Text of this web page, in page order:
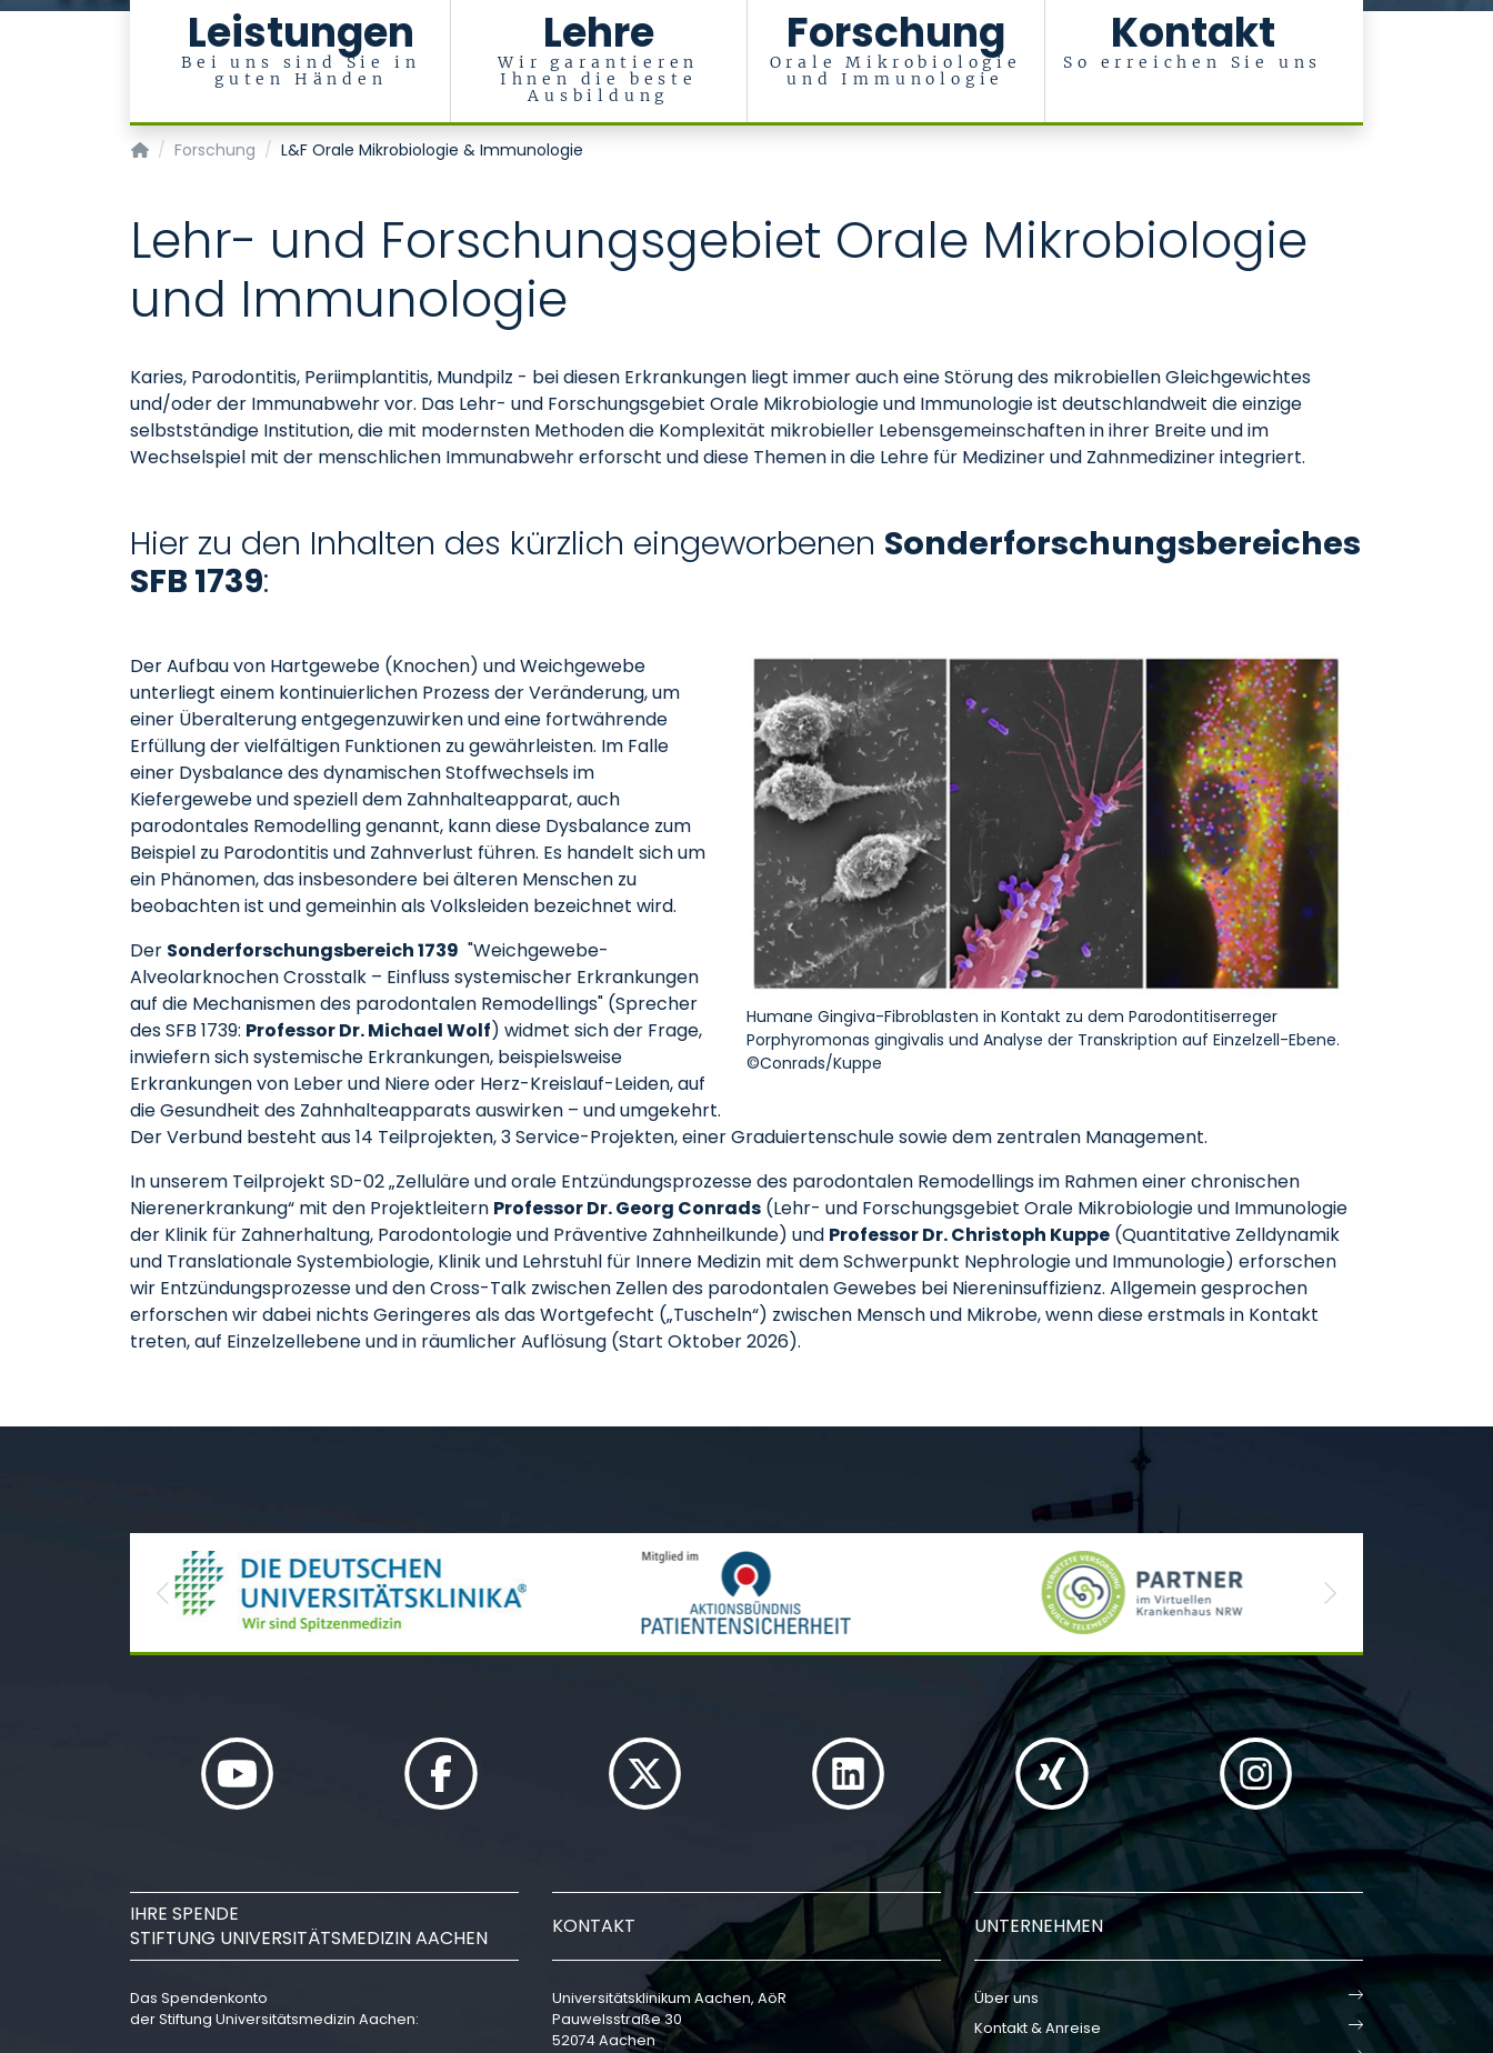
Leistungen
Bei uns sind Sie in
guten Händen
Lehre
Wir garantieren
Ihnen die beste
Ausbildung
Forschung
Orale Mikrobiologie
und Immunologie
Kontakt
So erreichen Sie uns
Klinik für Zahnerhaltung, Parodontologie und Präventive Zahnheilkunde
Forschung L&F Orale Mikrobiologie & Immunologie
Lehr- und Forschungsgebiet Orale Mikrobiologie
und Immunologie
Karies, Parodontitis, Periimplantitis, Mundpilz - bei diesen Erkrankungen liegt immer auch eine Störung des mikrobiellen Gleichgewichtes
und/oder der Immunabwehr vor. Das Lehr- und Forschungsgebiet Orale Mikrobiologie und Immunologie ist deutschlandweit die einzige
selbstständige Institution, die mit modernsten Methoden die Komplexität mikrobieller Lebensgemeinschaften in ihrer Breite und im
Wechselspiel mit der menschlichen Immunabwehr erforscht und diese Themen in die Lehre für Mediziner und Zahnmediziner integriert.
Hier zu den Inhalten des kürzlich eingeworbenen Sonderforschungsbereiches
SFB 1739:
Humane Gingiva-Fibroblasten in Kontakt zu dem Parodontitiserreger
Porphyromonas gingivalis und Analyse der Transkription auf Einzelzell-Ebene.
©Conrads/Kuppe
Der Aufbau von Hartgewebe (Knochen) und Weichgewebe
unterliegt einem kontinuierlichen Prozess der Veränderung, um
einer Überalterung entgegenzuwirken und eine fortwährende
Erfüllung der vielfältigen Funktionen zu gewährleisten. Im Falle
einer Dysbalance des dynamischen Stoffwechsels im
Kiefergewebe und speziell dem Zahnhalteapparat, auch
parodontales Remodelling genannt, kann diese Dysbalance zum
Beispiel zu Parodontitis und Zahnverlust führen. Es handelt sich um
ein Phänomen, das insbesondere bei älteren Menschen zu
beobachten ist und gemeinhin als Volksleiden bezeichnet wird.
Der Sonderforschungsbereich 1739 "Weichgewebe-
Alveolarknochen Crosstalk – Einfluss systemischer Erkrankungen
auf die Mechanismen des parodontalen Remodellings" (Sprecher
des SFB 1739: Professor Dr. Michael Wolf) widmet sich der Frage,
inwiefern sich systemische Erkrankungen, beispielsweise
Erkrankungen von Leber und Niere oder Herz-Kreislauf-Leiden, auf
die Gesundheit des Zahnhalteapparats auswirken – und umgekehrt.
Der Verbund besteht aus 14 Teilprojekten, 3 Service-Projekten, einer Graduiertenschule sowie dem zentralen Management.
In unserem Teilprojekt SD-02 „Zelluläre und orale Entzündungsprozesse des parodontalen Remodellings im Rahmen einer chronischen
Nierenerkrankung“ mit den Projektleitern Professor Dr. Georg Conrads (Lehr- und Forschungsgebiet Orale Mikrobiologie und Immunologie
der Klinik für Zahnerhaltung, Parodontologie und Präventive Zahnheilkunde) und Professor Dr. Christoph Kuppe (Quantitative Zelldynamik
und Translationale Systembiologie, Klinik und Lehrstuhl für Innere Medizin mit dem Schwerpunkt Nephrologie und Immunologie) erforschen
wir Entzündungsprozesse und den Cross-Talk zwischen Zellen des parodontalen Gewebes bei Niereninsuffizienz. Allgemein gesprochen
erforschen wir dabei nichts Geringeres als das Wortgefecht („Tuscheln“) zwischen Mensch und Mikrobe, wenn diese erstmals in Kontakt
treten, auf Einzelzellebene und in räumlicher Auflösung (Start Oktober 2026).
Previous Next
IHRE SPENDE
STIFTUNG UNIVERSITÄTSMEDIZIN AACHEN
Das Spendenkonto
der Stiftung Universitätsmedizin Aachen:
KONTAKT
Universitätsklinikum Aachen, AöR
Pauwelsstraße 30
52074 Aachen
UNTERNEHMEN
Über uns
Kontakt & Anreise